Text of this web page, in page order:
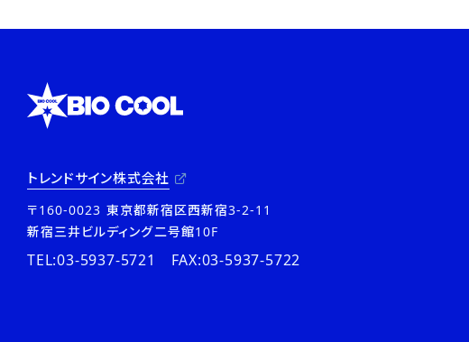
トレンドサイン株式会社
〒160-0023 東京都新宿区西新宿3-2-11
新宿三井ビルディング二号館10F
TEL:03-5937-5721 FAX:03-5937-5722